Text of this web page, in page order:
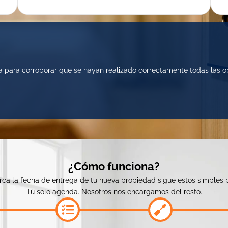
para corroborar que se hayan realizado correctamente todas las
¿Cómo funciona?
la fecha de entrega de tu nueva propiedad sigue estos simples
Tú solo agenda. Nosotros nos encargamos del resto.